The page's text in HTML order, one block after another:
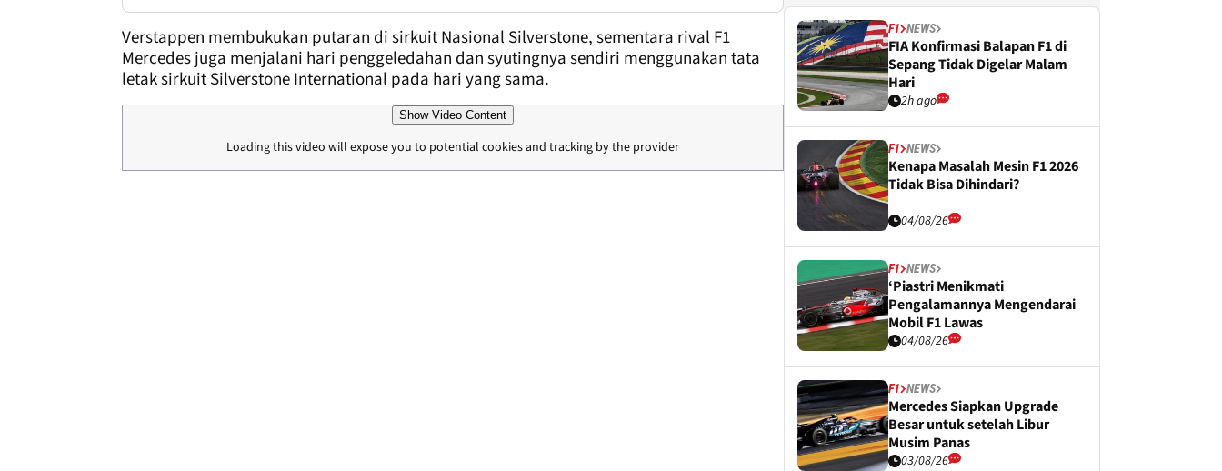
Verstappen membukukan putaran di sirkuit Nasional Silverstone, sementara rival F1
Mercedes juga menjalani hari penggeledahan dan syutingnya sendiri menggunakan tata
letak sirkuit Silverstone International pada hari yang sama.
Show Video Content
Loading this video will expose you to potential cookies and tracking by the provider
F1 NEWS
FIA Konfirmasi Balapan F1 di
Sepang Tidak Digelar Malam
Hari
2h ago
F1 NEWS
Kenapa Masalah Mesin F1 2026
Tidak Bisa Dihindari?
04/08/26
F1 NEWS
‘Piastri Menikmati
Pengalamannya Mengendarai
Mobil F1 Lawas
04/08/26
F1 NEWS
Mercedes Siapkan Upgrade
Besar untuk setelah Libur
Musim Panas
03/08/26